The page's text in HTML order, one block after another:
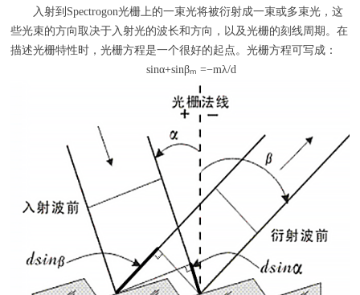
入射到 Spectrogon光栅上的一束光将被衍射成一束或多束光，这
些光束的方向取决于入射光的波长和方向，以及光栅的刻线周期。在
描述光栅特性时，光栅方程是一个很好的起点。光栅方程可写成：
sinα+sinβₘ =−mλ/d